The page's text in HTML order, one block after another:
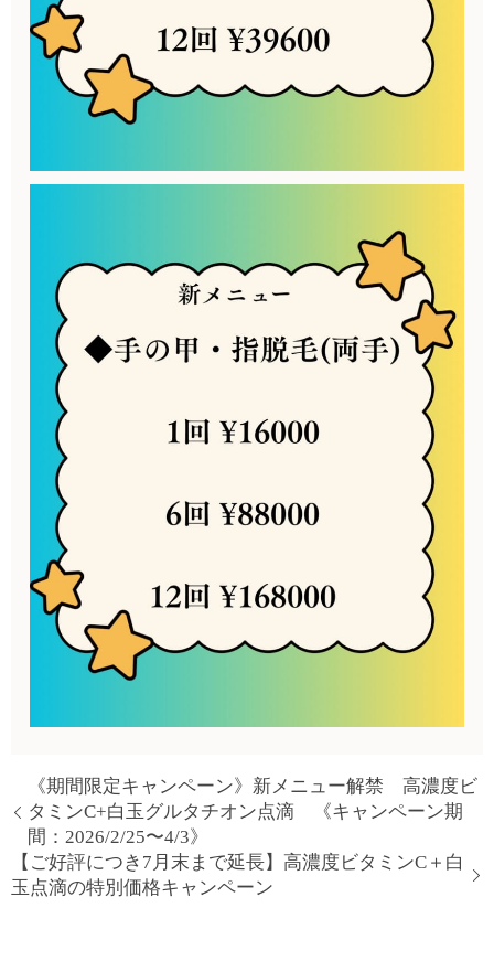
《期間限定キャンペーン》新メニュー解禁 高濃度ビ
タミンC+白玉グルタチオン点滴 《キャンペーン期
間：2026/2/25〜4/3》
【ご好評につき7月末まで延長】高濃度ビタミンC＋白
玉点滴の特別価格キャンペーン